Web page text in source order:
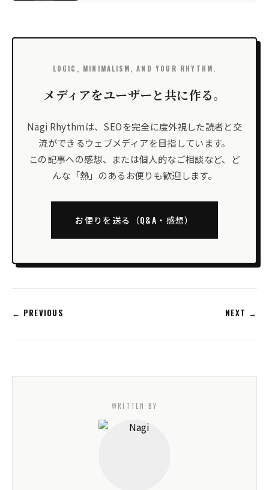
LOGIC, MINIMALISM, AND YOUR RHYTHM.
メディアをユーザーと共に作る。
Nagi Rhythmは、SEOを完全に度外視した読者と交
流ができるウェブメディアを目指しています。
この記事への感想、または個人的なご相談など、ど
んな「熱」のあるお便りも歓迎します。
お便りを送る（Q&A・感想）
← PREVIOUS NEXT →
WRITTEN BY